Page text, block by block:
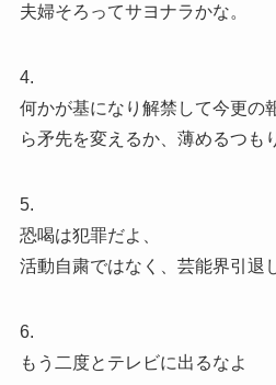
夫婦そろってサヨナラかな。
4.
何かが基になり解禁して今更の
ら矛先を変えるか、薄めるつも
5.
恐喝は犯罪だよ、
活動自粛ではなく、芸能界引退
6.
もう二度とテレビに出るなよ